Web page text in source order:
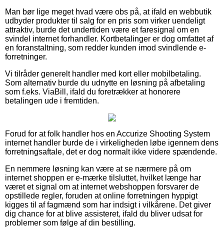
Man bør lige meget hvad være obs på, at ifald en webbutik
udbyder produkter til salg for en pris som virker uendeligt
attraktiv, burde det undertiden være et faresignal om en
svindel internet forhandler. Kortbetalinger er dog omfattet af
en foranstaltning, som redder kunden imod svindlende e-
forretninger.
Vi tilråder generelt handler med kort eller mobilbetaling.
Som alternativ burde du udnytte en løsning på afbetaling
som f.eks. ViaBill, ifald du foretrækker at honorere
betalingen ude i fremtiden.
Forud for at folk handler hos en Accurize Shooting System
internet handler burde de i virkeligheden løbe igennem dens
forretningsaftale, det er dog normalt ikke videre spændende.
En nemmere løsning kan være at se nærmere på om
internet shoppen er e-mærke tilsluttet, hvilket længe har
været et signal om at internet webshoppen forsvarer de
opstillede regler, foruden at online forretningen hyppigt
kigges til af fagmænd som har indsigt i vilkårene. Det giver
dig chance for at blive assisteret, ifald du bliver udsat for
problemer som følge af din bestilling.